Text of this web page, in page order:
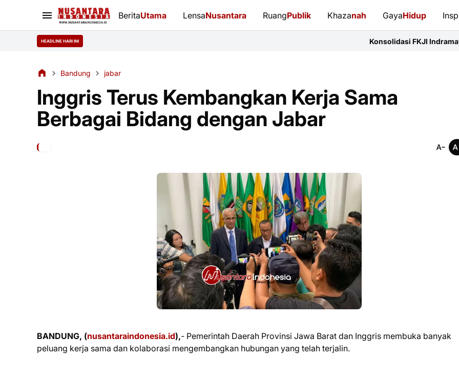
BeritaUtama LensaNusantara RuangPublik Khazanah GayaHidup
HEADLINE HARI INI Konsolidasi FKJI Indramayu: 14 Organisasi
Bandung jabar
Inggris Terus Kembangkan Kerja Sama
Berbagai Bidang dengan Jabar
BANDUNG, (nusantaraindonesia.id),- Pemerintah Daerah Provinsi Jawa Barat dan Inggris membuka banyak
peluang kerja sama dan kolaborasi mengembangkan hubungan yang telah terjalin.